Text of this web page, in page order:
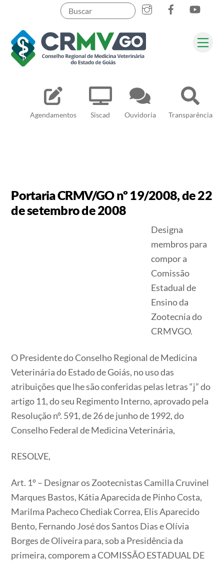
content
Agendamentos Siscad Ouvidoria Transparência
Pesquisar
Portaria CRMV/GO nº 19/2008, de 22
de setembro de 2008
Designa
membros para
compor a
Comissão
Estadual de
Ensino da
Zootecnia do
CRMVGO.
O Presidente do Conselho Regional de Medicina
Veterinária do Estado de Goiás, no uso das
atribuições que lhe são conferidas pelas letras “j” do
artigo 11, do seu Regimento Interno, aprovado pela
Resolução nº. 591, de 26 de junho de 1992, do
Conselho Federal de Medicina Veterinária,
RESOLVE,
Art. 1º – Designar os Zootecnistas Camilla Cruvinel
Marques Bastos, Kátia Aparecida de Pinho Costa,
Marilma Pacheco Chediak Correa, Elis Aparecido
Bento, Fernando José dos Santos Dias e Olívia
Borges de Oliveira para, sob a Presidência da
primeira, comporem a COMISSÃO ESTADUAL DE